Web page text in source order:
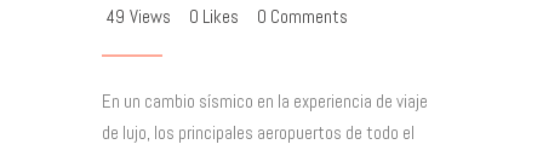
49 Views 0 Likes 0 Comments
En un cambio sísmico en la experiencia de viaje
de lujo, los principales aeropuertos de todo el